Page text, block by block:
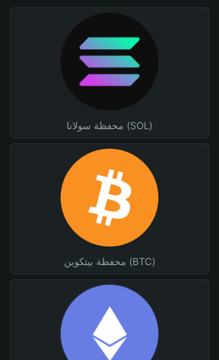
محفظة سولانا (SOL)
محفظة بيتكوين (BTC)